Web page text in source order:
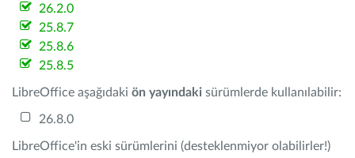
26.2.0
25.8.7
25.8.6
25.8.5
LibreOffice aşağıdaki ön yayındaki sürümlerde kullanılabilir:
26.8.0
LibreOffice'in eski sürümlerini (desteklenmiyor olabilirler!)